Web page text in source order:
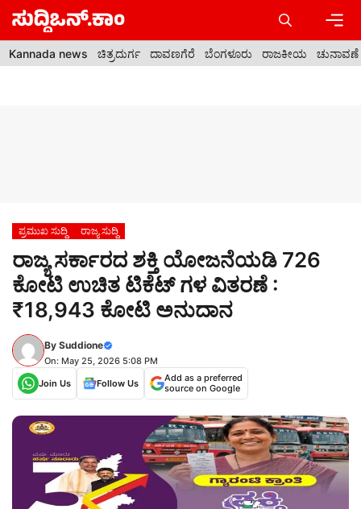
Skip
content
Kannada news ಚಿತ್ರದುರ್ಗ ದಾವಣಗೆರೆ ಬೆಂಗಳೂರು ರಾಜಕೀಯ ಚುನಾವಣೆ
ಪ್ರಮುಖ ಸುದ್ದಿ ರಾಜ್ಯ ಸುದ್ದಿ
ರಾಜ್ಯ ಸರ್ಕಾರದ ಶಕ್ತಿ ಯೋಜನೆಯಡಿ 726
ಕೋಟಿ ಉಚಿತ ಟಿಕೆಟ್ ಗಳ ವಿತರಣೆ :
₹18,943 ಕೋಟಿ ಅನುದಾನ
By Suddione
On: May 25, 2026 5:08 PM
Join Us
Follow Us
Add as a preferred
source on Google